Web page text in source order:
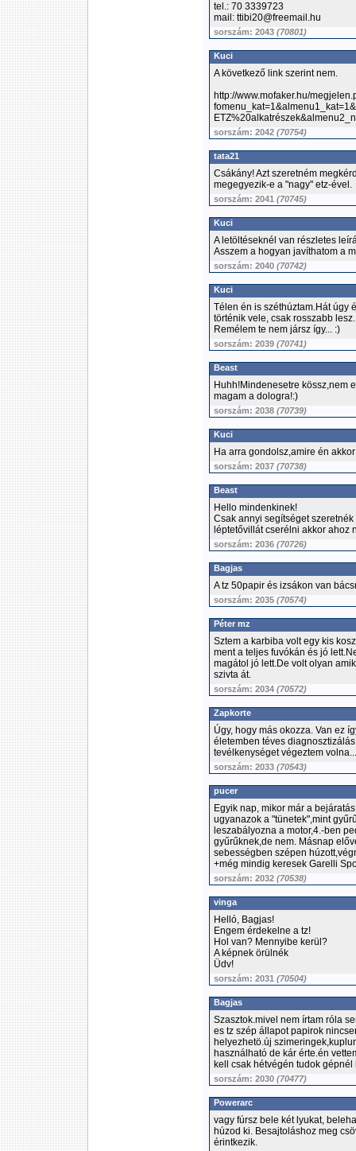
tel.: 70 3339723
mail: ttibi20@freemail.hu
sorszám: 2043 (70801)
Kuci
A következő link szerint nem.
http://www.mofaker.hu/
sorszám: 2042 (70754)
tata21
Csákány! Azt szeretném
megegyezik-e a "nagy" etz-ével.
sorszám: 2041 (70745)
Kuci
A letöltéseknél van részletes
Asszem a hogyan javíthatom a
sorszám: 2040 (70742)
Kuci
Télen én is széthúztam.Hát úgy
történik vele, csak rosszabb lesz.
Remélem te nem jársz így... :)
sorszám: 2039 (70741)
Beast
Huhh!Mindenesetre kössz,nem
magam a dologra!:)
sorszám: 2038 (70739)
Kuci
Ha arra gondolsz,amire én
sorszám: 2037 (70738)
Beast
Hello mindenkinek!
Csak annyi segítséget
léptetővillát cserélni akkor ahoz
sorszám: 2036 (70726)
Bagjas
A tz 50papir és izsákon van
sorszám: 2035 (70574)
Péter mz
Sztem a karbiba volt egy kis
ment a teljes fuvókán és jó
magátol jó lett.De volt olyan
szivta át.
sorszám: 2034 (70572)
Zapkorte
Úgy, hogy más okozza. Van ez
életemben téves
tevélkenységet végeztem volna...
sorszám: 2033 (70543)
pucer
Egyik nap, mikor már a
ugyanazok a "tünetek",mint
leszabályozna a motor,4.-ben
gyűrűknek,de nem. Másnap
sebességben szépen
+még mindig keresek Garelli
sorszám: 2032 (70538)
vinga
Helló, Bagjas!
Engem érdekelne a tz!
Hol van? Mennyibe kerül?
A képnek örülnék
Üdv!
sorszám: 2031 (70504)
Bagjas
Szasztok.mivel nem írtam róla
es tz szép állapot papirok
helyezhetö.új
használható de kár érte.én
kell csak hétvégén tudok
sorszám: 2030 (70477)
Powerarc
vagy fúrsz bele két lyukat,
húzod ki. Besajtoláshoz meg
érintkezik.